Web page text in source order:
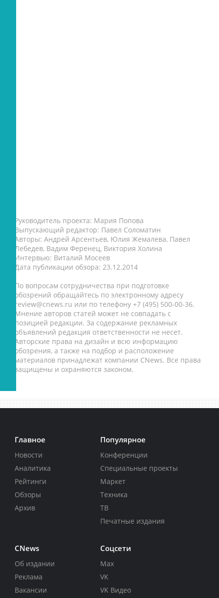
Руководитель проекта: Мария Попова
Выпускающий редактор: Павел Соломатин
Авторы: Андрей Арсентьев, Юлия Жемалева, Павел
Лебедев, Вадим Ференец, Виктория Холина
Интервью: Виталий Мосеев
Дата публикации обзора: 23.12.2014
По вопросам сотрудничества при подготовке
обозрений обращайтесь по электронному адресу
review@cnews.ru или по телефону +7 (495) 500-00-36.
Мнение авторов статей может не совпадать с
позицией редакции. За содержание рекламных
объявлений редакция ответственности не несет.
Авторские права на дизайн и всю информацию
обозрения, а также на подбор и расположение
материалов принадлежат компании CNews. Все права
защищены и охраняются законом.
Главное
Новости
Аналитика
Рейтинги
Обзоры
Архив
Популярное
Конференции
Специальные проекты
Маркет
Техника
ТВ
Печатные издания
CNews
Об издании
Реклама
Вакансии
Соцсети
Max
VK
VK Видео